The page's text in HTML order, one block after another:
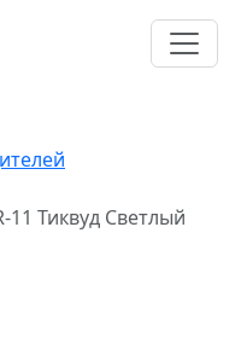
11 Тиквуд Светлый